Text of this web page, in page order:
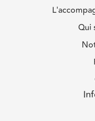
Qui